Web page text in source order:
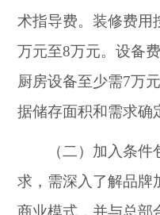
术指导费。装修费用
万元至8万元。设备
厨房设备至少需7万
据储存面积和需求确
（二）加入条件
求，需深入了解品牌
商业模式，并与总部